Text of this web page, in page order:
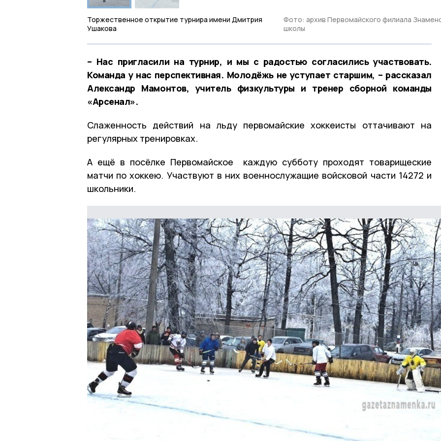
Торжественное открытие турнира имени Дмитрия
Ушакова
Фото: архив Первомайского филиала
школы
– Нас пригласили на турнир, и мы с радостью согласились участвовать.
Команда у нас перспективная. Молодёжь не уступает старшим, – рассказал
Александр Мамонтов, учитель физкультуры и тренер сборной команды
«Арсенал».
Слаженность действий на льду первомайские хоккеисты оттачивают на
регулярных тренировках.
А ещё в посёлке Первомайское каждую субботу проходят товарищеские
матчи по хоккею. Участвуют в них военнослужащие войсковой части 14272 и
школьники.